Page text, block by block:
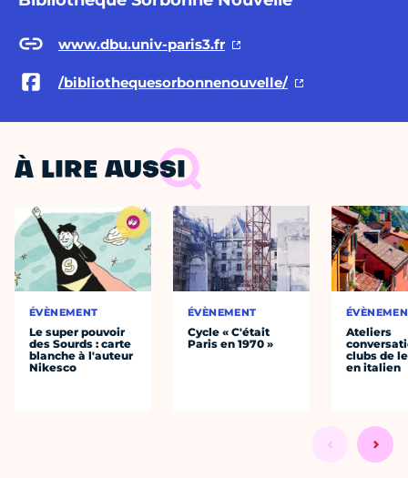
www.dbu.univ-paris3.fr
/bibliothequesorbonnenouvelle/
À LIRE AUSSI
ÉVÈNEMENT
Le super pouvoir
des Sourds : carte
blanche à l'auteur
Nikesco
ÉVÈNEMENT
Cycle « C'était
Paris en 1970 »
Ateliers
clubs de
en italien